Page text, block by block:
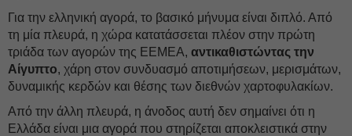
Για την ελληνική αγορά, το βασικό μήνυμα είναι διπλό. Από
τη μία πλευρά, η χώρα κατατάσσεται πλέον στην πρώτη
τριάδα των αγορών της EEMEA, αντικαθιστώντας την
Αίγυπτο, χάρη στον συνδυασμό αποτιμήσεων, μερισμάτων,
δυναμικής κερδών και θέσης των διεθνών χαρτοφυλακίων.
Από την άλλη πλευρά, η άνοδος αυτή δεν σημαίνει ότι η
Ελλάδα είναι μια αγορά που στηρίζεται αποκλειστικά στην